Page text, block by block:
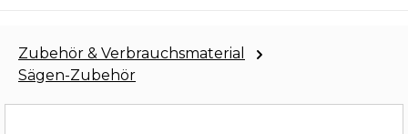
Zubehör & Verbrauchsmaterial
Sägen-Zubehör